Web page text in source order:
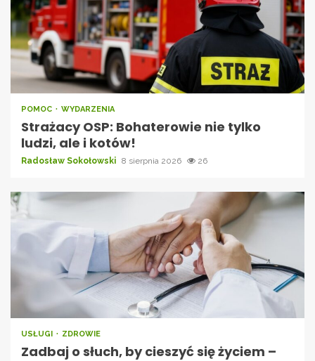
POMOC WYDARZENIA
Strażacy OSP: Bohaterowie nie tylko
ludzi, ale i kotów!
Radosław Sokołowski 8 sierpnia 2026 26
USŁUGI ZDROWIE
Zadbaj o słuch, by cieszyć się życiem –